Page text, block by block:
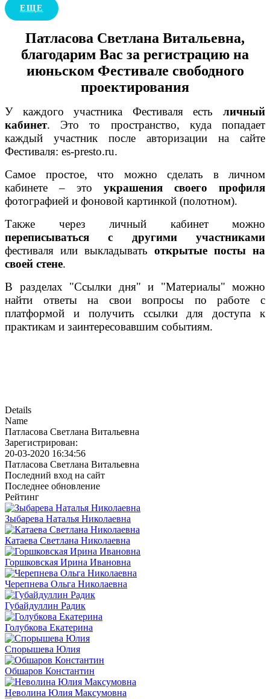
ЕЩЕ
Патласова Светлана Витальевна,
благодарим Вас за регистрацию на
июньском Фестивале свободного
проектирования
У каждого участника Фестиваля есть личный
кабинет. Это то пространство, куда попадает
каждый участник после авторизации на сайте
Фестиваля: es-presto.ru.
Самое простое, что можно сделать в личном
кабинете – это украшения своего профиля
фотографией и фоновой картинкой (полотном).
Также через личный кабинет можно
переписываться с другими участниками
фестиваля или выкладывать открытые посты на
своей стене.
В разделах "Ссылки дня" и "Материалы" можно
найти ответы на свои вопросы по работе с
платформой и получить ссылки для доступа к
практикам и заинтересовавшим событиям.
Details
Name
Патласова Светлана Витальевна
Зарегистрирован:
20-03-2020 16:34:56
Патласова Светлана Витальевна
Последний вход на сайт
Последнее обновление
Рейтинг
Зыбарева Наталья Николаевна
Катаева Светлана Николаевна
Горшковская Ирина Ивановна
Черепнева Ольга Николаевна
Губайдуллин Радик
Голубкова Екатерина
Спорышева Юлия
Обшаров Константин
Неволина Юлия Максумовна